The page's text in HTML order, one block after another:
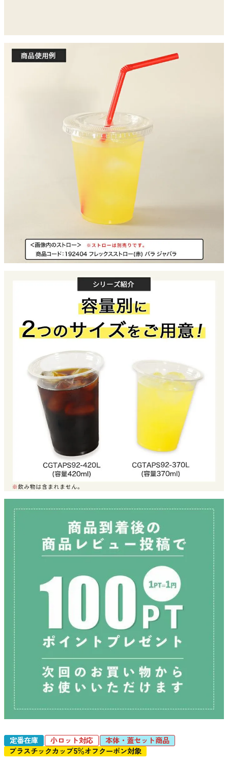
定番在庫 小ロット対応
本体・蓋セット商品
プラスチックカップ5％オフクーポン対象